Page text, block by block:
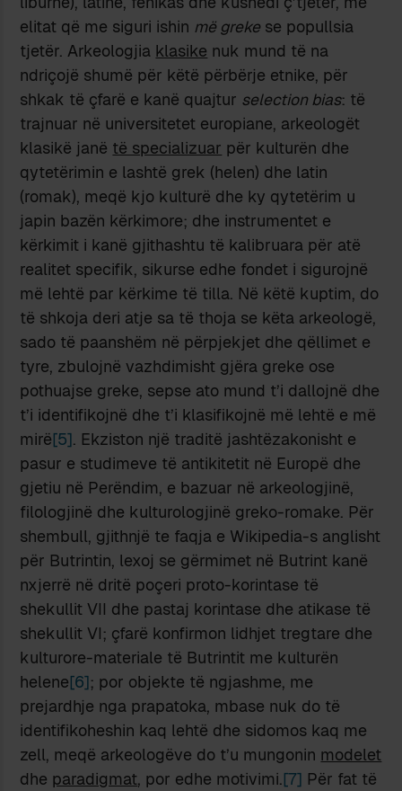
elitat që me siguri ishin më greke se popullsia
tjetër. Arkeologjia klasike nuk mund të na
ndriçojë shumë për këtë përbërje etnike, për
shkak të çfarë e kanë quajtur selection bias: të
trajnuar në universitetet europiane, arkeologët
klasikë janë të specializuar për kulturën dhe
qytetërimin e lashtë grek (helen) dhe latin
(romak), meqë kjo kulturë dhe ky qytetërim u
japin bazën kërkimore; dhe instrumentet e
kërkimit i kanë gjithashtu të kalibruara për atë
realitet specifik, sikurse edhe fondet i sigurojnë
më lehtë par kërkime të tilla. Në këtë kuptim, do
të shkoja deri atje sa të thoja se këta arkeologë,
sado të paanshëm në përpjekjet dhe qëllimet e
tyre, zbulojnë vazhdimisht gjëra greke ose
pothuajse greke, sepse ato mund t’i dallojnë dhe
t’i identifikojnë dhe t’i klasifikojnë më lehtë e më
mirë[5]. Ekziston një traditë jashtëzakonisht e
pasur e studimeve të antikitetit në Europë dhe
gjetiu në Perëndim, e bazuar në arkeologjinë,
filologjinë dhe kulturologjinë greko-romake. Për
shembull, gjithnjë te faqja e Wikipedia-s anglisht
për Butrintin, lexoj se gërmimet në Butrint kanë
nxjerrë në dritë poçeri proto-korintase të
shekullit VII dhe pastaj korintase dhe atikase të
shekullit VI; çfarë konfirmon lidhjet tregtare dhe
kulturore-materiale të Butrintit me kulturën
helene[6]; por objekte të ngjashme, me
prejardhje nga prapatoka, mbase nuk do të
identifikoheshin kaq lehtë dhe sidomos kaq me
zell, meqë arkeologëve do t’u mungonin modelet
dhe paradigmat, por edhe motivimi.[7] Për fat të